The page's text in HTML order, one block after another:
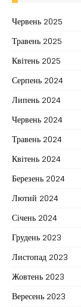
Червень 2025
Травень 2025
Квітень 2025
Серпень 2024
Липень 2024
Червень 2024
Травень 2024
Квітень 2024
Березень 2024
Лютий 2024
Січень 2024
Грудень 2023
Листопад 2023
Жовтень 2023
Вересень 2023